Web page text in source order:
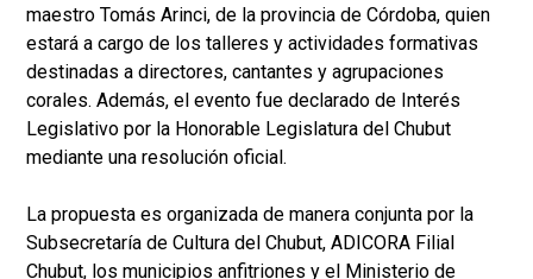
maestro Tomás Arinci, de la provincia de Córdoba, quien
estará a cargo de los talleres y actividades formativas
destinadas a directores, cantantes y agrupaciones
corales. Además, el evento fue declarado de Interés
Legislativo por la Honorable Legislatura del Chubut
mediante una resolución oficial.
La propuesta es organizada de manera conjunta por la
Subsecretaría de Cultura del Chubut, ADICORA Filial
Chubut, los municipios anfitriones y el Ministerio de